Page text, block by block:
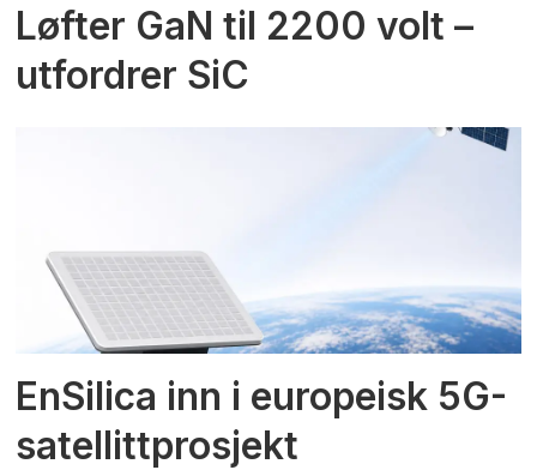
Løfter GaN til 2200 volt –
utfordrer SiC
EnSilica inn i europeisk 5G-
satellittprosjekt